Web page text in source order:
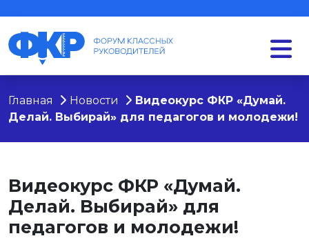
Главная Новости
Видеокурс ФКР «Думай.
Делай. Выбирай» для педагогов и молодежи!
Видеокурс ФКР «Думай.
Делай. Выбирай» для
педагогов и молодежи!